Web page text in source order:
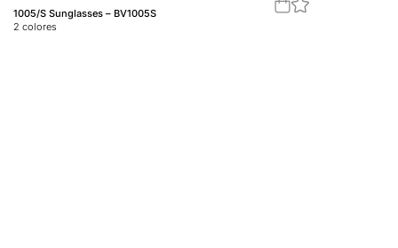
1005/S Sunglasses – BV1005S
2 colores